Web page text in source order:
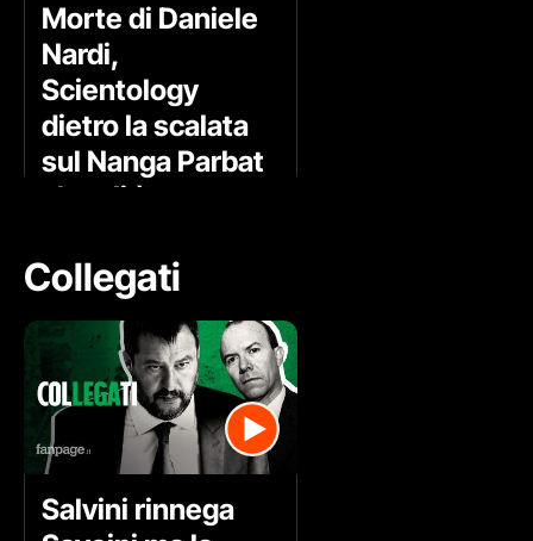
Morte di Daniele
Nardi,
Scientology
dietro la scalata
sul Nanga Parbat
che gli è costata
Collegati
Salvini rinnega